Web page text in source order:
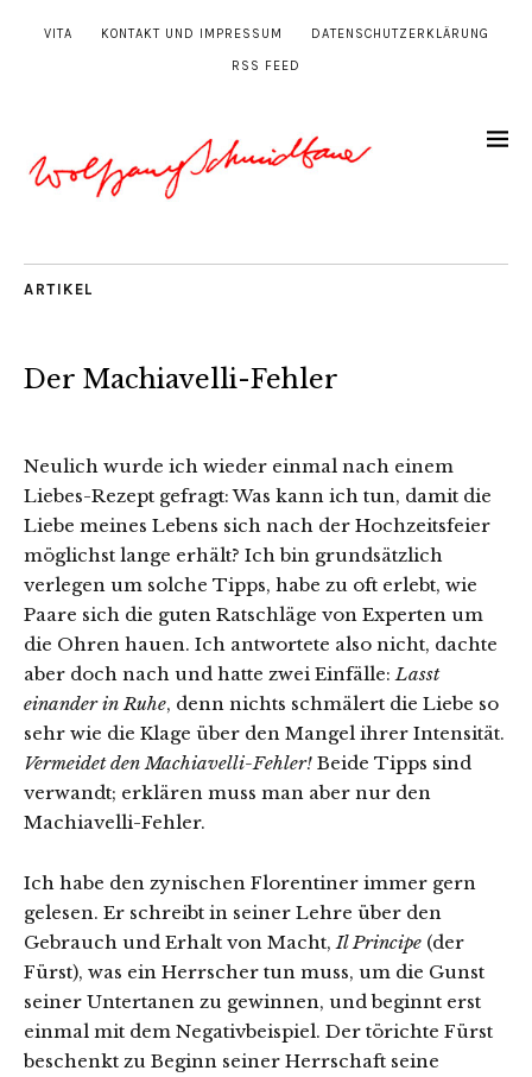
VITA KONTAKT UND IMPRESSUM DATENSCHUTZERKLÄRUNG
RSS FEED
ARTIKEL
Der Machiavelli-Fehler
Neulich wurde ich wieder einmal nach einem
Liebes-Rezept gefragt: Was kann ich tun, damit die
Liebe meines Lebens sich nach der Hochzeitsfeier
möglichst lange erhält? Ich bin grundsätzlich
verlegen um solche Tipps, habe zu oft erlebt, wie
Paare sich die guten Ratschläge von Experten um
die Ohren hauen. Ich antwortete also nicht, dachte
aber doch nach und hatte zwei Einfälle: Lasst
einander in Ruhe, denn nichts schmälert die Liebe so
sehr wie die Klage über den Mangel ihrer Intensität.
Vermeidet den Machiavelli-Fehler! Beide Tipps sind
verwandt; erklären muss man aber nur den
Machiavelli-Fehler.
Ich habe den zynischen Florentiner immer gern
gelesen. Er schreibt in seiner Lehre über den
Gebrauch und Erhalt von Macht, Il Principe (der
Fürst), was ein Herrscher tun muss, um die Gunst
seiner Untertanen zu gewinnen, und beginnt erst
einmal mit dem Negativbeispiel. Der törichte Fürst
beschenkt zu Beginn seiner Herrschaft seine